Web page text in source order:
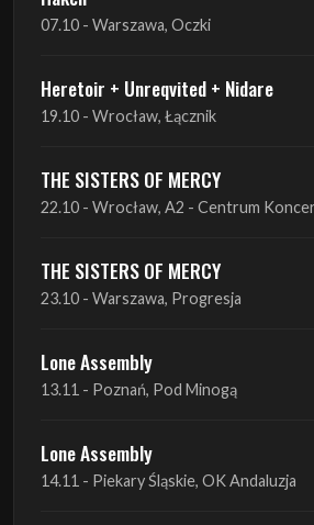
THE SISTERS OF MERCY
22.10 - Wrocław, A2 - Centrum
THE SISTERS OF MERCY
Lone Assembly
Lone Assembly
14.11 - Piekary Śląskie, OK Andaluzja
Lone Assembly
15.11 - Warszawa, Potok